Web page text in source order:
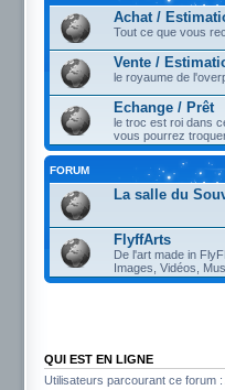
Achat /
Tout ce que vous
Vente /
le royaume de
Echange / Prêt
le troc est roi dans
vous pourrez
FORUM
La salle du
FlyffArts
De l'art made in
Images, Vidéos,
QUI EST EN LIGNE
Utilisateurs parcourant ce forum